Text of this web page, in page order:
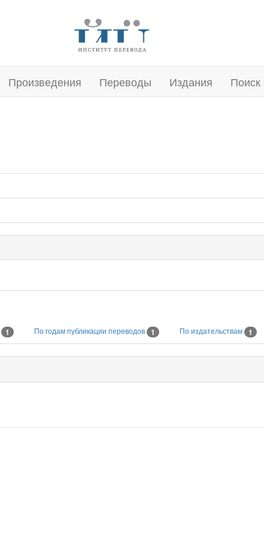
Произведения Переводы Издания Поиск
1 По годам публикации переводов 1 По издательствам 1